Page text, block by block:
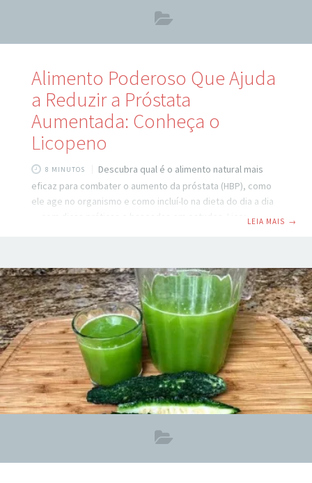
Alimento Poderoso Que Ajuda
a Reduzir a Próstata
Aumentada: Conheça o
Licopeno
8 MINUTOS
Descubra qual é o alimento natural mais
eficaz para combater o aumento da próstata (HBP), como
ele age no organismo e como incluí-lo na dieta do dia a dia
— com dicas práticas e baseadas em estudos. Licopeno na
glândula do sistema reprodutor masculino, localizada logo
abaixo da bexiga. Em homens jovens, tem, em média, o
tamanho de uma noz.
LEIA MAIS →